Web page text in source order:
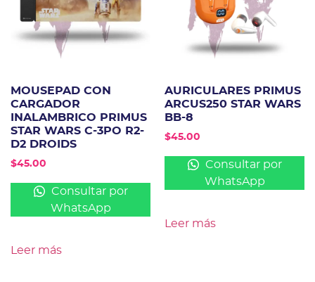
MOUSEPAD CON
CARGADOR
INALAMBRICO PRIMUS
STAR WARS C-3PO R2-
D2 DROIDS
$45.00
Consultar por
WhatsApp
Leer más
AURICULARES PRIMUS
ARCUS250 STAR WARS
BB-8
$45.00
Consultar por
WhatsApp
Leer más